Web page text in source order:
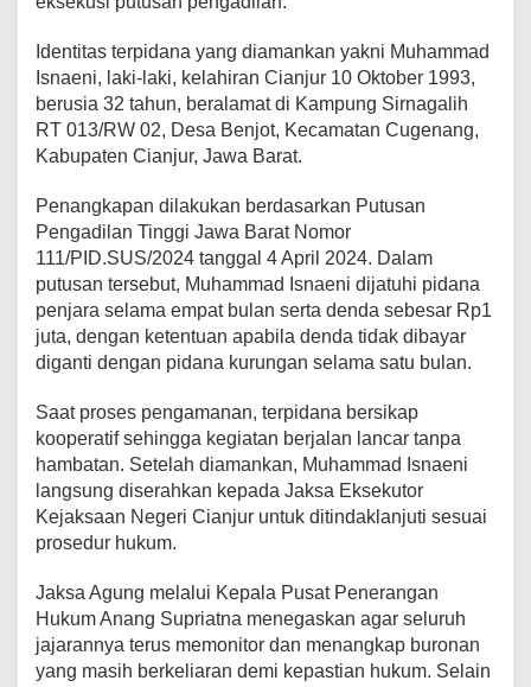
Identitas terpidana yang diamankan yakni Muhammad
Isnaeni, laki-laki, kelahiran Cianjur 10 Oktober 1993,
berusia 32 tahun, beralamat di Kampung Sirnagalih
RT 013/RW 02, Desa Benjot, Kecamatan Cugenang,
Kabupaten Cianjur, Jawa Barat.
Penangkapan dilakukan berdasarkan Putusan
Pengadilan Tinggi Jawa Barat Nomor
111/PID.SUS/2024 tanggal 4 April 2024. Dalam
putusan tersebut, Muhammad Isnaeni dijatuhi pidana
penjara selama empat bulan serta denda sebesar Rp1
juta, dengan ketentuan apabila denda tidak dibayar
diganti dengan pidana kurungan selama satu bulan.
Saat proses pengamanan, terpidana bersikap
kooperatif sehingga kegiatan berjalan lancar tanpa
hambatan. Setelah diamankan, Muhammad Isnaeni
langsung diserahkan kepada Jaksa Eksekutor
Kejaksaan Negeri Cianjur untuk ditindaklanjuti sesuai
prosedur hukum.
Jaksa Agung melalui Kepala Pusat Penerangan
Hukum Anang Supriatna menegaskan agar seluruh
jajarannya terus memonitor dan menangkap buronan
yang masih berkeliaran demi kepastian hukum. Selain